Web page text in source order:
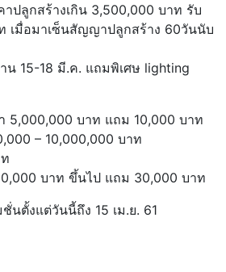
ปลูกสร้างเกิน 3,500,000 บาท รับ
เมื่อมาเซ็นสัญญาปลูกสร้าง 60วันนับ
น 15-18 มี.ค. แถมพิเศษ lighting
5,000,000 บาท แถม 10,000 บาท
– 10,000,000 บาท
บาท ขึ้นไป แถม 30,000 บาท
ชั่นตั้งแต่วันนี้ถึง 15 เม.ย. 61